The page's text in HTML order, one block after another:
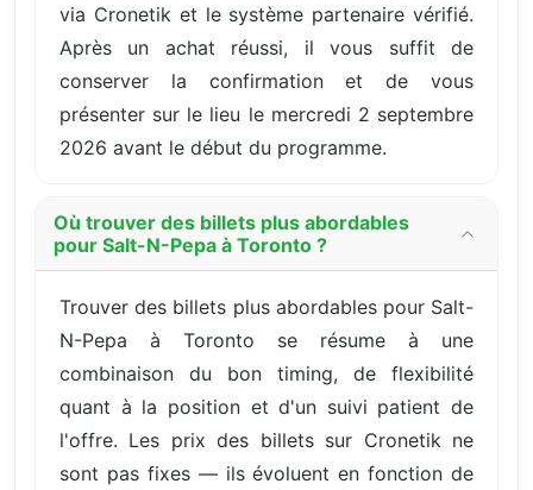
via Cronetik et le système partenaire vérifié.
Après un achat réussi, il vous suffit de
conserver la confirmation et de vous
présenter sur le lieu le mercredi 2 septembre
2026 avant le début du programme.
Où trouver des billets plus abordables
pour Salt-N-Pepa à Toronto ?
Trouver des billets plus abordables pour Salt-
N-Pepa à Toronto se résume à une
combinaison du bon timing, de flexibilité
quant à la position et d'un suivi patient de
l'offre. Les prix des billets sur Cronetik ne
sont pas fixes — ils évoluent en fonction de